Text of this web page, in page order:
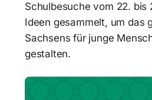
Schulbesuche vom 22. bis
Ideen gesammelt, um das
Sachsens für junge
gestalten.